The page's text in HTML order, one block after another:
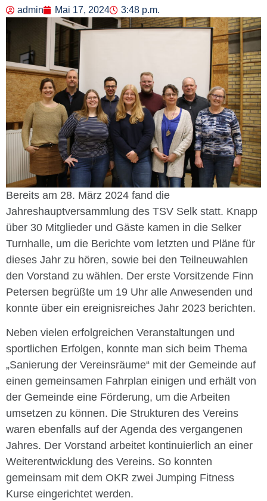
admin Mai 17, 2024 3:48 p.m.
Bereits am 28. März 2024 fand die
Jahreshauptversammlung des TSV Selk statt. Knapp
über 30 Mitglieder und Gäste kamen in die Selker
Turnhalle, um die Berichte vom letzten und Pläne für
dieses Jahr zu hören, sowie bei den Teilneuwahlen
den Vorstand zu wählen. Der erste Vorsitzende Finn
Petersen begrüßte um 19 Uhr alle Anwesenden und
konnte über ein ereignisreiches Jahr 2023 berichten.
Neben vielen erfolgreichen Veranstaltungen und
sportlichen Erfolgen, konnte man sich beim Thema
„Sanierung der Vereinsräume“ mit der Gemeinde auf
einen gemeinsamen Fahrplan einigen und erhält von
der Gemeinde eine Förderung, um die Arbeiten
umsetzen zu können. Die Strukturen des Vereins
waren ebenfalls auf der Agenda des vergangenen
Jahres. Der Vorstand arbeitet kontinuierlich an einer
Weiterentwicklung des Vereins. So konnten
gemeinsam mit dem OKR zwei Jumping Fitness
Kurse eingerichtet werden.